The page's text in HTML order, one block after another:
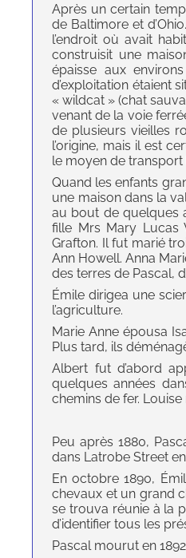
Après un certain
de Baltimore et
l’endroit où avait
construisit une
épaisse aux
d’exploitation étaient
« wildcat » (chat
venant de la voie
de plusieurs vieilles
l’origine, mais il est
le moyen de
Quand les enfants
une maison dans la
au bout de quelques
fille Mrs Mary Lucas
Grafton. Il fut marié
Ann Howell. Anna
des terres de Pascal,
Émile dirigea une
l’agriculture.
Marie Anne épousa
Plus tard, ils
Albert fut d’abord
quelques années
chemins de fer.
Peu après 1880,
dans Latrobe Street
En octobre 1890,
chevaux et un grand
se trouva réunie à la
d’identifier tous les
Pascal mourut en